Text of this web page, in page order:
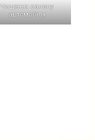
Чищення салону
автомобіля